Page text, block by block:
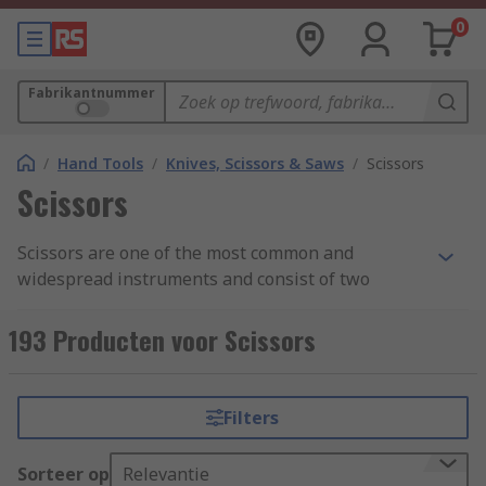
0
Fabrikantnummer
/ Hand Tools / Knives, Scissors & Saws / Scissors
Scissors
Scissors are one of the most common and
widespread instruments and consist of two
open and closed action when operated by a
thumb and fingers inserted through the finger
expansive variety of applications across
innumerable industries, from cutting paper and
fabric for crafts to industry-specific models for
193 Producten voor Scissors
Filters
Sorteer op Relevantie